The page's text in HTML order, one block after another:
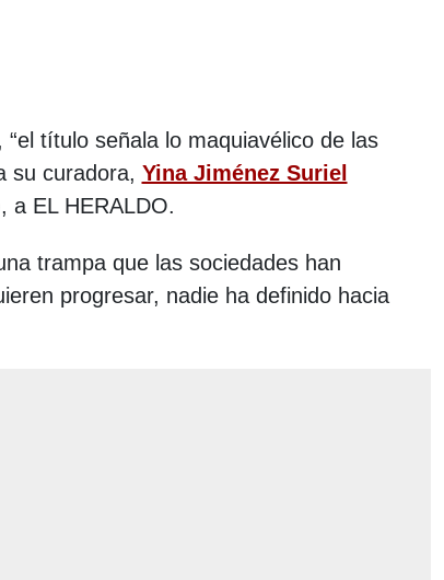
título señala lo maquiavélico de las
su curadora, Yina Jiménez Suriel
a EL HERALDO.
trampa que las sociedades han
progresar, nadie ha definido hacia